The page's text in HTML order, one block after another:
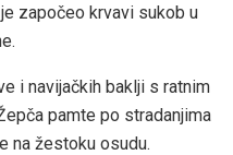
je započeo krvavi sukob u
i navijačkih baklji s ratnim
pamte po stradanjima
na žestoku osudu.